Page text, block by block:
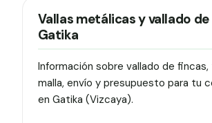
Vallas metálicas y vallado
Gatika
Información sobre vallado de
malla, envío y presupuesto para tu
en Gatika (Vizcaya).